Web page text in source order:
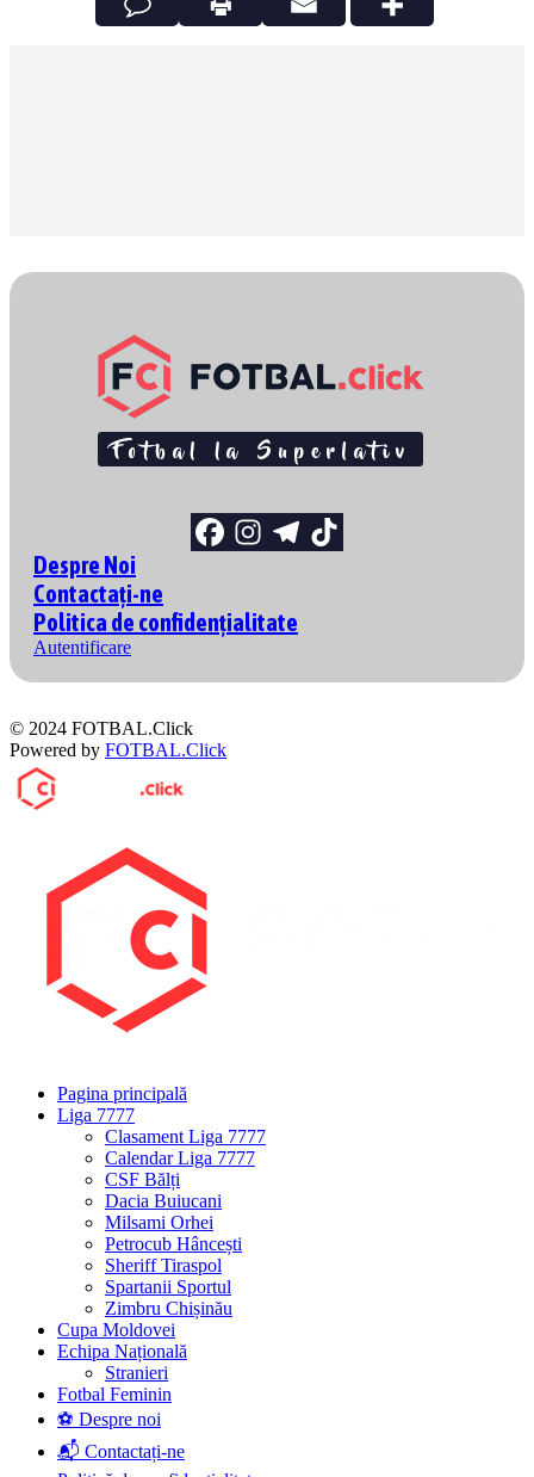
Despre Noi
Contactați-ne
Politica de confidențialitate
Autentificare
© 2024 FOTBAL.Click
Powered by FOTBAL.Click
Pagina principală
Liga 7777
Clasament Liga 7777
Calendar Liga 7777
CSF Bălți
Dacia Buiucani
Milsami Orhei
Petrocub Hâncești
Sheriff Tiraspol
Spartanii Sportul
Zimbru Chișinău
Cupa Moldovei
Echipa Națională
Stranieri
Fotbal Feminin
⚽ Despre noi
📬 Contactați-ne